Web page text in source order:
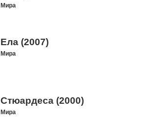
Мира
Ела (2007)
Мира
Стюардеса (2000)
Мира